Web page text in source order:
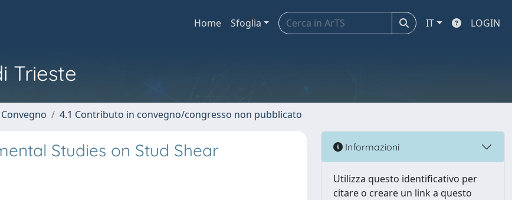
Home Sfoglia IT LOGIN
Trieste
4.1 Contributo in convegno/congresso non pubblicato
Studies on Stud Shear
Informazioni
Utilizza questo identificativo per
citare o creare un link a questo